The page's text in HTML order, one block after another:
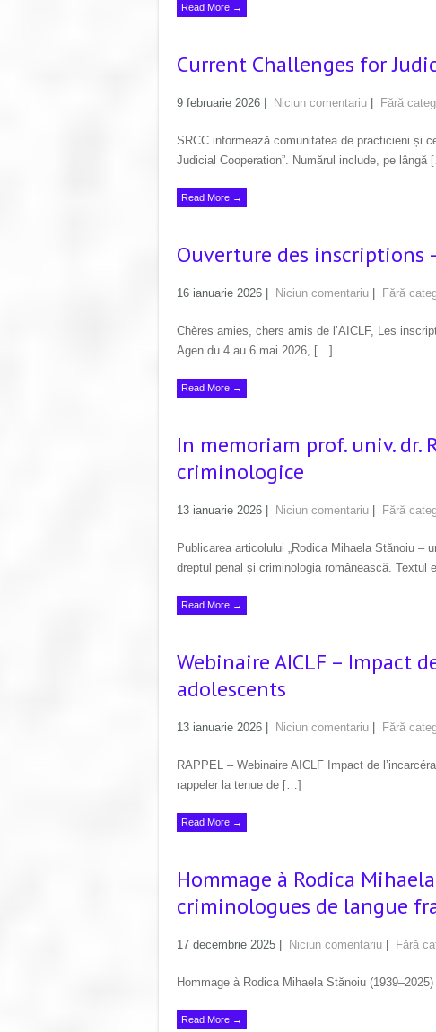
Read More →
Current Challenges for
9 februarie 2026 | Niciun comentariu | Fără
SRCC informează comunitatea de practicieni și
Judicial Cooperation”. Numărul include, pe lângă
Read More →
Ouverture des inscriptions
16 ianuarie 2026 | Niciun comentariu | Fără
Chères amies, chers amis de l’AICLF, Les
Agen du 4 au 6 mai 2026, […]
Read More →
In memoriam prof. univ.
criminologice
13 ianuarie 2026 | Niciun comentariu | Fără
Publicarea articolului „Rodica Mihaela Stănoiu –
dreptul penal și criminologia românească. Textul
Read More →
Webinaire AICLF – Impact
adolescents
13 ianuarie 2026 | Niciun comentariu | Fără
RAPPEL – Webinaire AICLF Impact de
rappeler la tenue de […]
Read More →
Hommage à Rodica
criminologues de langue
17 decembrie 2025 | Niciun comentariu | Fără
Hommage à Rodica Mihaela Stănoiu
Read More →